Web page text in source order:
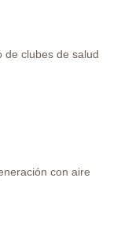
de clubes de salud
con aire